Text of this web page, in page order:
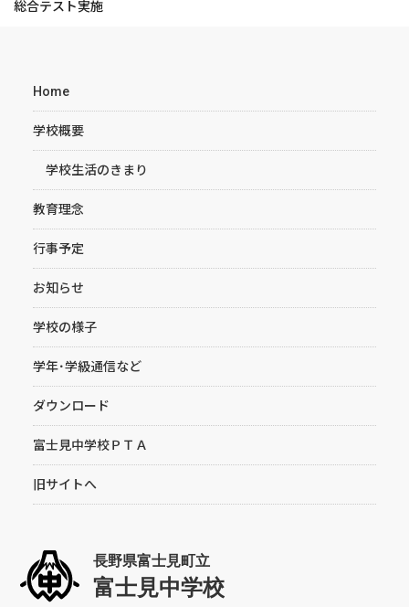
総合テスト実施
Home
学校概要
学校生活のきまり
教育理念
行事予定
お知らせ
学校の様子
学年･学級通信など
ダウンロード
富士見中学校ＰＴＡ
旧サイトへ